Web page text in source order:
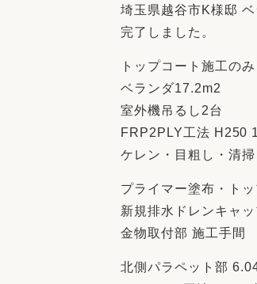
お客さまの声
中古物件探しから性
ストップ
埼玉県越谷市K様邸
完了しました。
トップコート施工のみ
ベランダ17.2m2
室外機吊るし2台
FRP2PLY工法 H250
ケレン・目粗し・清掃
プライマー塗布・ト
新規排水ドレンキャ
金物取付部 施工手間
北側パラペット部